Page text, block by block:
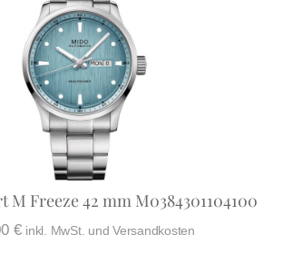
Freeze 42 mm M0384301104100
€ inkl. MwSt. und Versandkosten